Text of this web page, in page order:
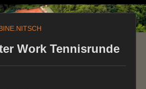
Work Tennisrunde